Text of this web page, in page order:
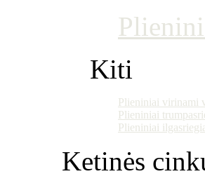
Kiti
Plieniniai virinami
Plieniniai
Plieniniai
Ketinės